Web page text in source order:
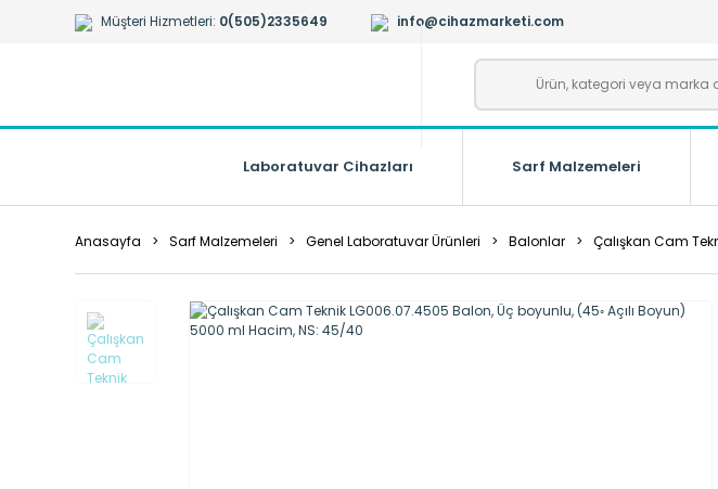
Müşteri Hizmetleri: 0(505)2335649 info@cihazmarketi.com
Laboratuvar Cihazları Sarf Malzemeleri
Anasayfa Sarf Malzemeleri Genel Laboratuvar Ürünleri Balonlar Çalışkan Cam